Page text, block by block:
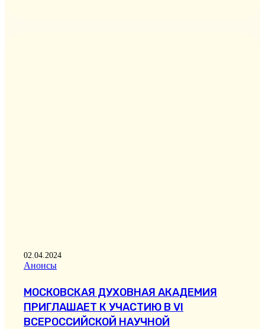
02.04.2024
Анонсы
МОСКОВСКАЯ ДУХОВНАЯ АКАДЕМИЯ
ПРИГЛАШАЕТ К УЧАСТИЮ В VI
ВСЕРОССИЙСКОЙ НАУЧНОЙ